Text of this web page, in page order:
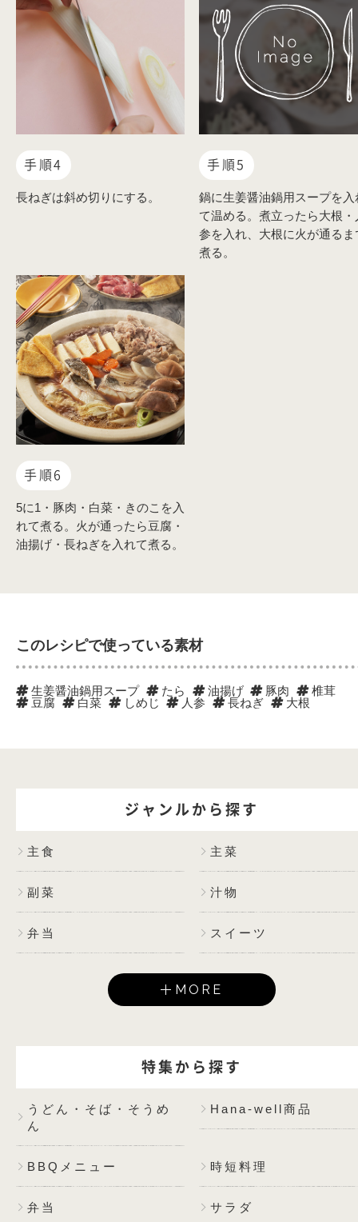
手順4
長ねぎは斜め切りにする。
手順5
鍋に生姜醤油鍋用スープを入
て温める。煮立ったら大根・
参を入れ、大根に火が通るま
煮る。
手順6
5に1・豚肉・白菜・きのこを入
れて煮る。火が通ったら豆腐・
油揚げ・長ねぎを入れて煮る。
このレシピで使っている素材
生姜醤油鍋用スープ たら 油揚げ 豚肉
椎茸
豆腐
白菜 しめじ 人参 長ねぎ 大根
ジャンルから探す
主食 主菜
副菜 汁物
弁当 スイーツ
MORE
特集から探す
うどん・そば・そうめ
ん
Hana-well商品
BBQメニュー 時短料理
弁当 サラダ